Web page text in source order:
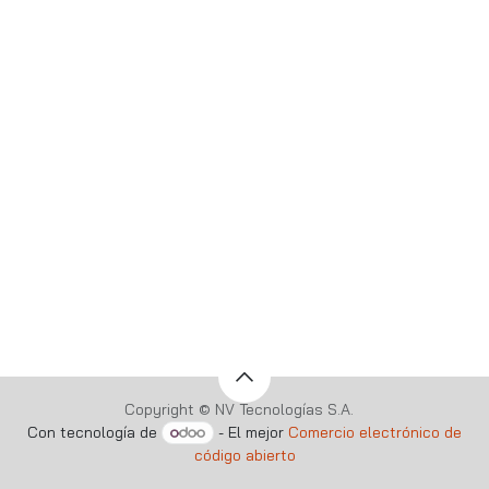
Copyright © NV Tecnologías S.A.
Con tecnología de
- El mejor Comercio electrónico de
código abierto